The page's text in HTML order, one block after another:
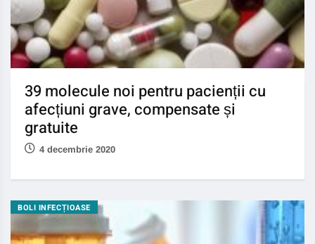
39 molecule noi pentru pacienții cu
afecțiuni grave, compensate și
gratuite
4 decembrie 2020
BOLI INFECȚIOASE